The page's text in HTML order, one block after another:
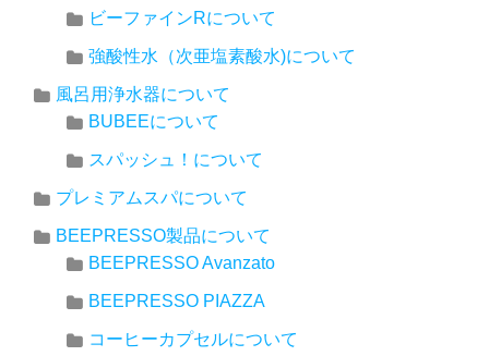
ビーファインRについて
強酸性水（次亜塩素酸水)について
風呂用浄水器について
BUBEEについて
スパッシュ！について
プレミアムスパについて
BEEPRESSO製品について
BEEPRESSO Avanzato
BEEPRESSO PIAZZA
コーヒーカプセルについて